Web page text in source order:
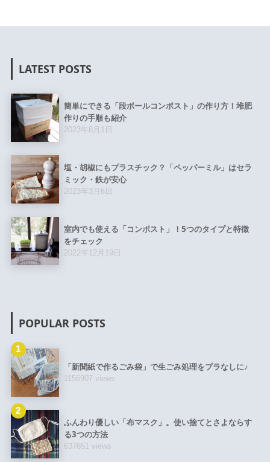
LATEST POSTS
簡単にできる「段ボールコンポスト」の作り方！堆肥
作りの手順も紹介
2023年8月1日
塩・胡椒にもプラスチック？「ペッパーミル」はセラ
ミック・鉄が安心
2023年3月6日
室内でも使える「コンポスト」！5つのタイプと特徴
をチェック
2022年12月19日
POPULAR POSTS
1
「新聞紙で作るごみ袋」で生ごみ処理をプラなしに♪
1156907 views
2
ふんわり優しい「布マスク」。使い捨てとさよならす
る3つの方法
637651 views